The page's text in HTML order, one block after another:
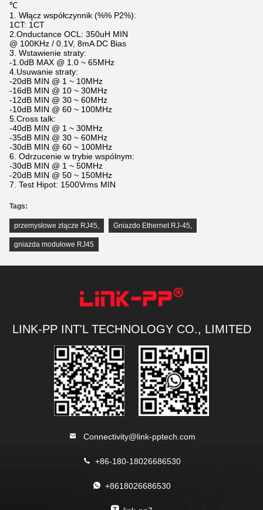
℃
1. Włącz współczynnik (%% P2%):
1CT: 1CT
2.Onductance OCL: 350uH MIN
@ 100KHz / 0.1V, 8mA DC Bias
3. Wstawienie straty:
-1.0dB MAX @ 1.0 ~ 65MHz
4.Usuwanie straty:
-20dB MIN @ 1 ~ 10MHz
-16dB MIN @ 10 ~ 30MHz
-12dB MIN @ 30 ~ 60MHz
-10dB MIN @ 60 ~ 100MHz
5.Cross talk:
-40dB MIN @ 1 ~ 30MHz
-35dB MIN @ 30 ~ 60MHz
-30dB MIN @ 60 ~ 100MHz
6. Odrzucenie w trybie wspólnym:
-30dB MIN @ 1 ~ 50MHz
-20dB MIN @ 50 ~ 150MHz
7. Test Hipot: 1500Vrms MIN
Tags:
przemysłowe złącze RJ45, Gniazdo Ethernet RJ-45,
gniazda modułowe RJ45
LINK-PP INT'L TECHNOLOGY CO., LIMITED
Connectivity@link-pptech.com
+86-180-18026686530
+8618026686530